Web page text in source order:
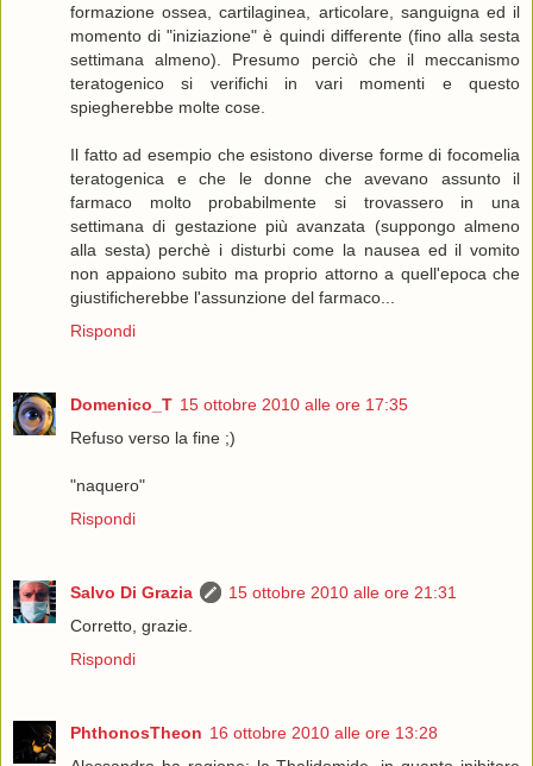
formazione ossea, cartilaginea, articolare, sanguigna ed il
momento di "iniziazione" è quindi differente (fino alla sesta
settimana almeno). Presumo perciò che il meccanismo
teratogenico si verifichi in vari momenti e questo
spiegherebbe molte cose.
Il fatto ad esempio che esistono diverse forme di focomelia
teratogenica e che le donne che avevano assunto il
farmaco molto probabilmente si trovassero in una
settimana di gestazione più avanzata (suppongo almeno
alla sesta) perchè i disturbi come la nausea ed il vomito
non appaiono subito ma proprio attorno a quell'epoca che
giustificherebbe l'assunzione del farmaco...
Rispondi
Domenico_T 15 ottobre 2010 alle ore 17:35
Refuso verso la fine ;)
"naquero"
Rispondi
Salvo Di Grazia
15 ottobre 2010 alle ore 21:31
Corretto, grazie.
Rispondi
PhthonosTheon 16 ottobre 2010 alle ore 13:28